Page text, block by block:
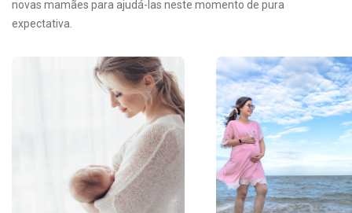
novas mamães para ajudá-las neste momento de pura
expectativa.